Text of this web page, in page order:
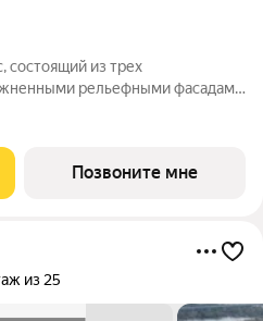
состоящий из трех
рельефными фасадами
стилобатом, в
дизайнерское лобби с
Позвоните мне
из 25